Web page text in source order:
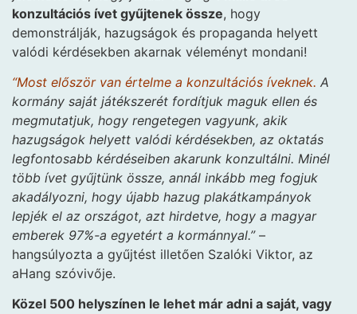
konzultációs ívet gyűjtenek össze, hogy
demonstrálják, hazugságok és propaganda helyett
valódi kérdésekben akarnak véleményt mondani!
“Most először van értelme a konzultációs íveknek. A
kormány saját játékszerét fordítjuk maguk ellen és
megmutatjuk, hogy rengetegen vagyunk, akik
hazugságok helyett valódi kérdésekben, az oktatás
legfontosabb kérdéseiben akarunk konzultálni. Minél
több ívet gyűjtünk össze, annál inkább meg fogjuk
akadályozni, hogy újabb hazug plakátkampányok
lepjék el az országot, azt hirdetve, hogy a magyar
emberek 97%-a egyetért a kormánnyal.”–
hangsúlyozta a gyűjtést illetően Szalóki Viktor, az
aHang szóvivője.
Közel 500 helyszínen le lehet már adni a saját, vagy